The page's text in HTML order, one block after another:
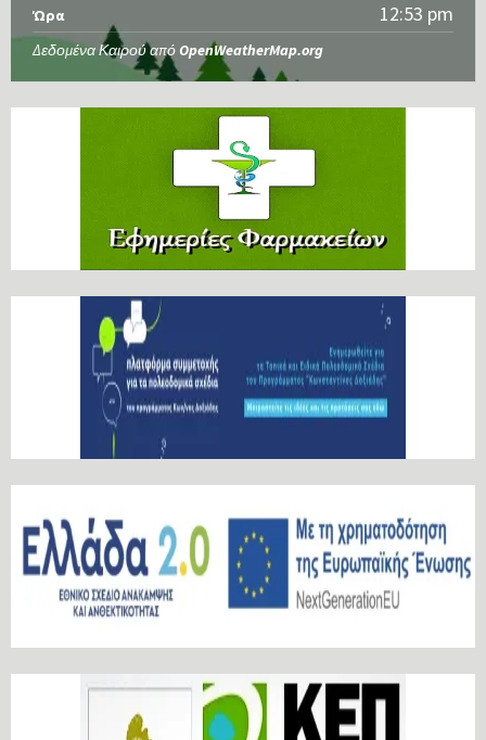
Ώρα 12:53 pm
Δεδομένα Καιρού από OpenWeatherMap.org